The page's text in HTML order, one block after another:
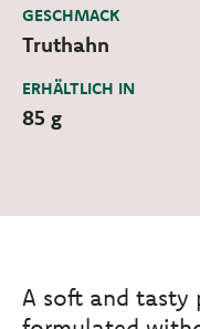
GESCHMACK
Truthahn
ERHÄLTLICH IN
85 g
A soft and tasty